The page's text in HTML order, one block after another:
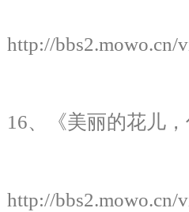
http://bbs2.mowo.cn/
16、《美丽的花儿
http://bbs2.mowo.cn/